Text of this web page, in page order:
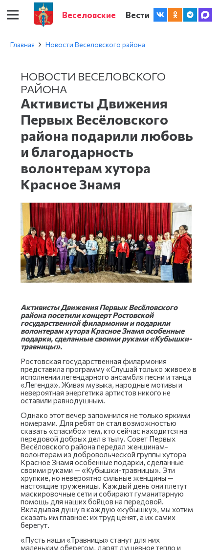
Веселовские Вести
Главная Новости Веселовского района
НОВОСТИ ВЕСЕЛОВСКОГО
РАЙОНА
Активисты Движения
Первых Весёловского
района подарили любовь
и благодарность
волонтерам хутора
Красное Знамя
Активисты Движения Первых Весёловского
района посетили концерт Ростовской
государственной филармонии и подарили
волонтерам хутора Красное Знамя особенные
подарки, сделанные своими руками «Кубышки-
травницы».
Ростовская государственная филармония
представила программу «Слушай только живое» в
исполнении легендарного ансамбля песни и танца
«Легенда». Живая музыка, народные мотивы и
невероятная энергетика артистов никого не
оставили равнодушным.
Однако этот вечер запомнился не только яркими
номерами. Для ребят он стал возможностью
сказать «спасибо» тем, кто сейчас находится на
передовой добрых дел в тылу. Совет Первых
Весёловского района передал женщинам-
волонтерам из добровольческой группы хутора
Красное Знамя особенные подарки, сделанные
своими руками — «Кубышки-травницы». Эти
хрупкие, но невероятно сильные женщины —
настоящие труженицы. Каждый день они плетут
маскировочные сети и собирают гуманитарную
помощь для наших бойцов на передовой.
Вкладывая душу в каждую «кубышку», мы хотим
сказать им главное: их труд ценят, а их самих
берегут.
«Пусть наши «Травницы» станут для них
маленьким оберегом, дарят душевное тепло и